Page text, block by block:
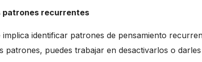
patrones recurrentes
implica identificar patrones de pensamiento
patrones, puedes trabajar en desactivarlos o